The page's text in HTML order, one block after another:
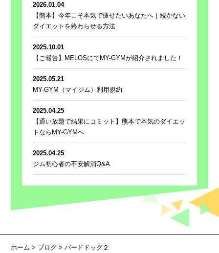
2026.01.04
【熊本】今年こそ本気で痩せたいあなたへ｜続かない
ダイエットを終わらせる方法
2025.10.01
【ご報告】MELOSにてMY-GYMが紹介されました！
2025.05.21
MY-GYM（マイジム）利用規約
2025.04.25
【通い放題で結果にコミット】熊本で本気のダイエッ
トならMY-GYMへ
2025.04.25
ジム初心者の不安解消Q&A
ホーム> ブログ > バードドッグ２